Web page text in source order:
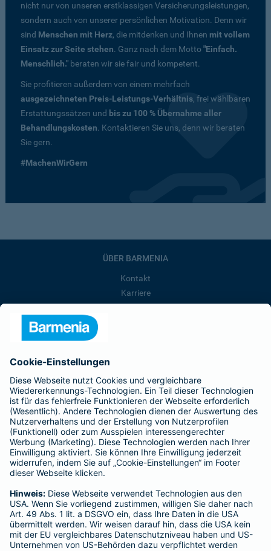
nicht nur von unseren erstklassigen Versicherungsleistungen,
sondern auch von unserer persönlichen Motivation. Denn wir
sind Menschen mit Herz, die mitdenken und Ihnen mit vollem
Einsatz zur Seite stehen. Ganz nach dem Motto"Einfach.
Menschlich." beraten wir sie fair und kompetent.
Sie profitieren außerdem von einem mehrfach
ausgezeichneten Preis-Leistungs-Verhältnis, frei wählbaren
Erstattungssätzen und bis zu 100 % Übernahme aller
Behandlungskosten. Kontaktieren Sie uns, denn wir beraten
Sie gern.
#MachenWirGern
ÜBER BARMENIA
Kontakt
Karriere
Barmenia ist Teil der BarmeniaGothaer
BELIEBTE SEITEN
Kranken-Zusatzversicherung
Tierversicherungen
Haftpflichtversicherung
Hausratversicherung
Adresse ändern
Schaden melden
Kilometerstandsmeldung
Serviceübersicht